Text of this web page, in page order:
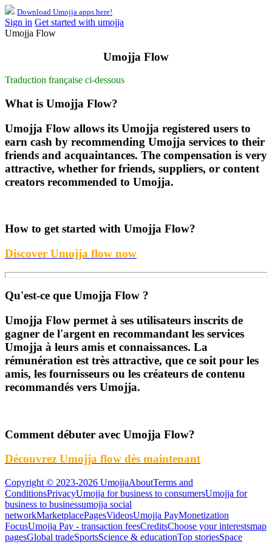
Download Umojja apps here!
Sign in Get started with umojja
Umojja Flow
Umojja Flow
Traduction française ci-dessous
What is Umojja Flow?
Umojja Flow allows its Umojja registered users to
earn cash by recommending Umojja services to their
friends and acquaintances. The compensation is very
attractive, whether for friends, suppliers, or content
creators recommended to Umojja.
How to get started with Umojja Flow?
Discover Umojja flow now
Qu'est-ce que Umojja Flow ?
Umojja Flow permet à ses utilisateurs inscrits de
gagner de l'argent en recommandant les services
Umojja à leurs amis et connaissances. La
rémunération est très attractive, que ce soit pour les
amis, les fournisseurs ou les créateurs de contenu
recommandés vers Umojja.
Comment débuter avec Umojja Flow?
Découvrez Umojja flow dès maintenant
Copyright © 2023-2026 UmojjaAboutTerms and
ConditionsPrivacyUmojja for business to consumersUmojja for
business to businessumojja social
networkMarketplacePagesVideosUmojja PayMonetization
FocusUmojja Pay - transaction feesCreditsChoose your interestsmap
pagesGlobal tradeSportsScience & educationTop storiesSpace